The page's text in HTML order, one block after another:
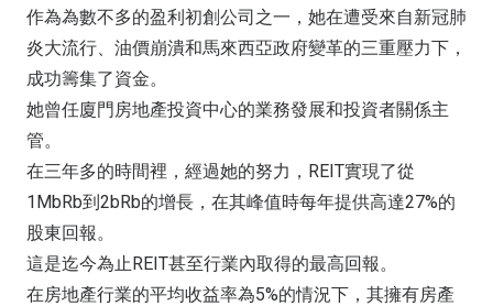
作為為數不多的盈利初創公司之一，她在遭受來自新冠肺
炎大流行、油價崩潰和馬來西亞政府變革的三重壓力下，
成功籌集了資金。
她曾任廈門房地產投資中心的業務發展和投資者關係主
管。
在三年多的時間裡，經過她的努力，REIT實現了從
1MbRb到2bRb的增長，在其峰值時每年提供高達27%的
股東回報。
這是迄今為止REIT甚至行業內取得的最高回報。
在房地產行業的平均收益率為5%的情況下，其擁有房產